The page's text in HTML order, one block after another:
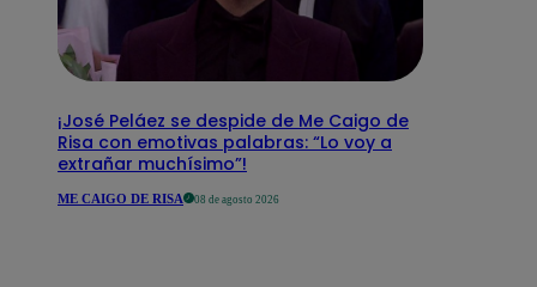
¡José Peláez se despide de Me Caigo de
Risa con emotivas palabras: “Lo voy a
extrañar muchísimo”!
ME CAIGO DE RISA 08 de agosto 2026